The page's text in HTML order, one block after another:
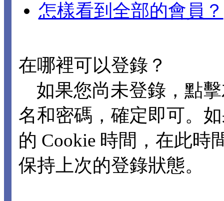
怎樣看到全部的會員？
在哪裡可以登錄？
如果您尚未登錄，點
名和密碼，確定即可。
的 Cookie 時間，在此時
保持上次的登錄狀態。